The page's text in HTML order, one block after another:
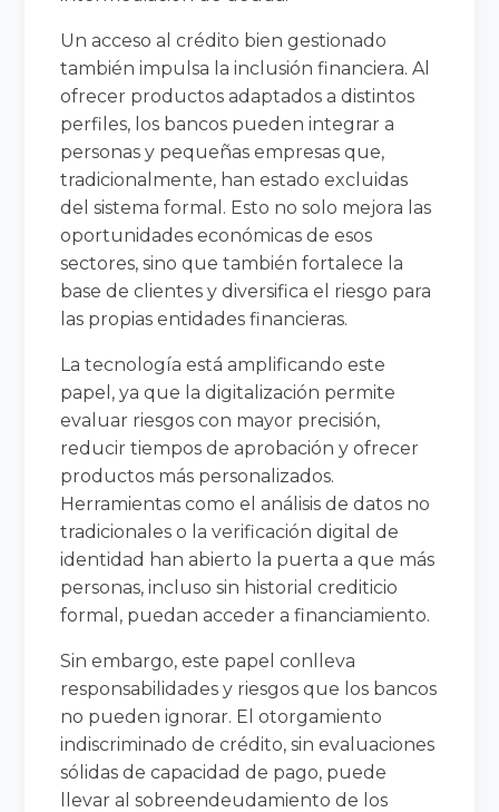
Un acceso al crédito bien gestionado
también impulsa la inclusión financiera. Al
ofrecer productos adaptados a distintos
perfiles, los bancos pueden integrar a
personas y pequeñas empresas que,
tradicionalmente, han estado excluidas
del sistema formal. Esto no solo mejora las
oportunidades económicas de esos
sectores, sino que también fortalece la
base de clientes y diversifica el riesgo para
las propias entidades financieras.
La tecnología está amplificando este
papel, ya que la digitalización permite
evaluar riesgos con mayor precisión,
reducir tiempos de aprobación y ofrecer
productos más personalizados.
Herramientas como el análisis de datos no
tradicionales o la verificación digital de
identidad han abierto la puerta a que más
personas, incluso sin historial crediticio
formal, puedan acceder a financiamiento.
Sin embargo, este papel conlleva
responsabilidades y riesgos que los bancos
no pueden ignorar. El otorgamiento
indiscriminado de crédito, sin evaluaciones
sólidas de capacidad de pago, puede
llevar al sobreendeudamiento de los